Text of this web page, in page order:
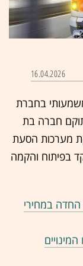
16.04.2026
בחברת
חברה בת
מערכות הסעת
בפיתוח והקמה
במחירי